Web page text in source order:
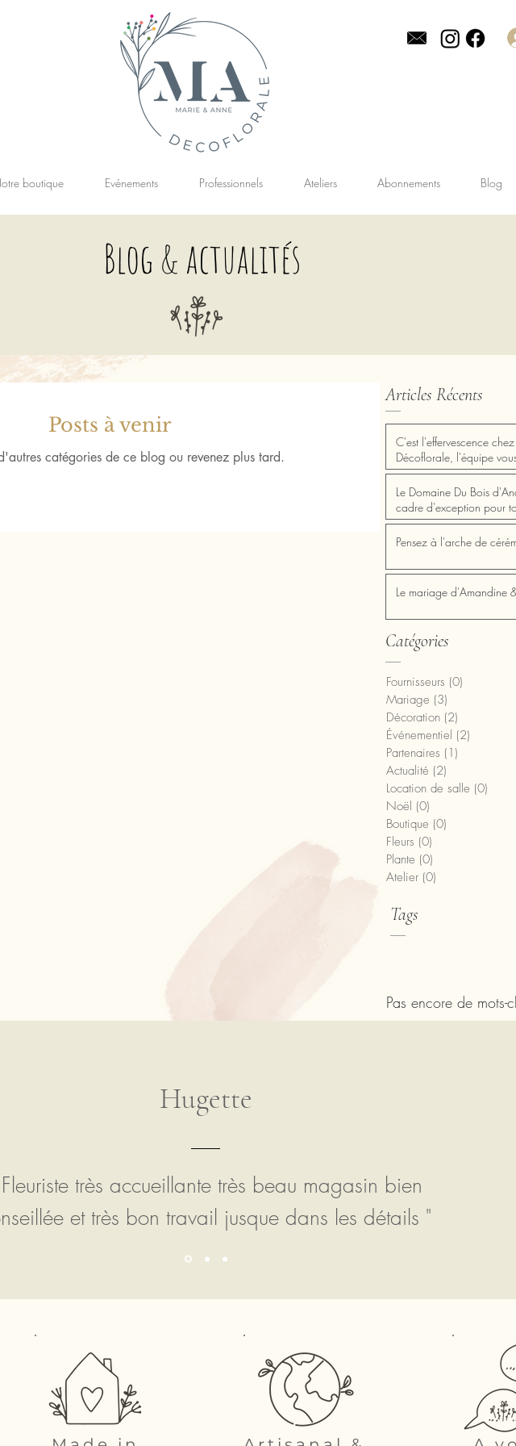
boutique Evénements Professionnels Ateliers Abonnements Blog
Blog & actualités
Posts à venir
catégories de ce blog ou revenez plus tard.
Articles Récents
C'est l'effervescence
Décoflorale, l'équipe
Saint Valentin
Février✨ 💖✨ Fêtez
nouveautés MA
Le Domaine Du Bois
cadre d'exception pour
réceptions!
Pensez à l'arche de
Le mariage d'Amandine
Catégories
Fournisseurs (0)
Mariage (3)
Décoration (2)
Événementiel (2)
Partenaires (1)
Actualité (2)
Location de salle (0)
Noël (0)
Boutique (0)
Fleurs (0)
Plante (0)
Atelier (0)
Tags
Pas encore de mots-
Hugette
très accueillante très beau magasin bien
et très bon travail jusque dans les détails "